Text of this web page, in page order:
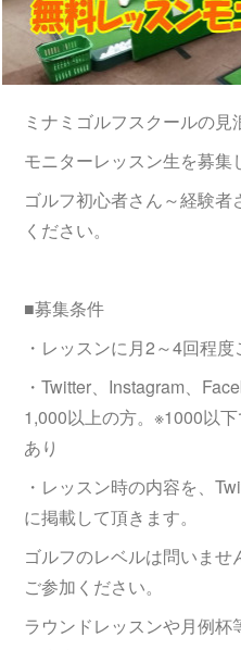
ミナミゴルフスクールの見
モニターレッスン生を募集
ゴルフ初心者さん～経験
ください。
■募集条件
・レッスンに月2～4回程
・Twitter、Instagram、
1,000以上の方。※1000以
あり
・レッスン時の内容を、
に掲載して頂きます。
ゴルフのレベルは問いま
ご参加ください。
ラウンドレッスンや月例